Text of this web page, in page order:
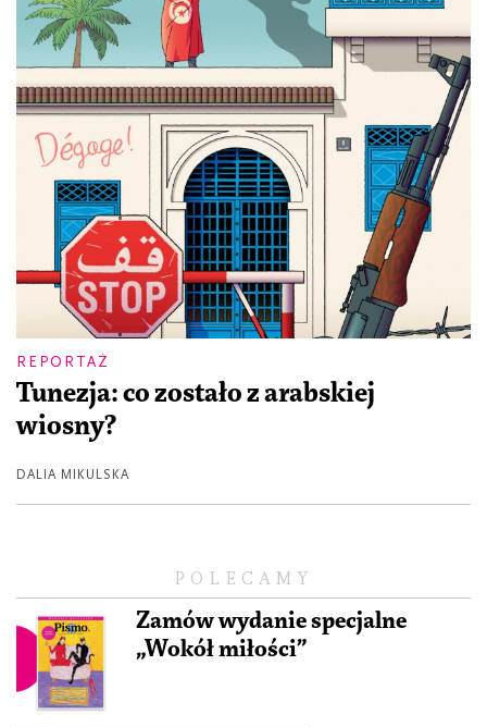
POLECAMY
Zamów wydanie specjalne
„Wokół miłości”
REPORTAŻ
Tunezja: co zostało z arabskiej
wiosny?
DALIA MIKULSKA